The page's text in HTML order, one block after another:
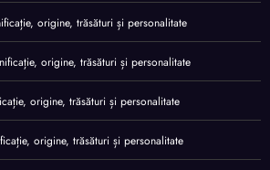
origine, trăsături și personalitate
origine, trăsături și personalitate
origine, trăsături și personalitate
origine, trăsături și personalitate